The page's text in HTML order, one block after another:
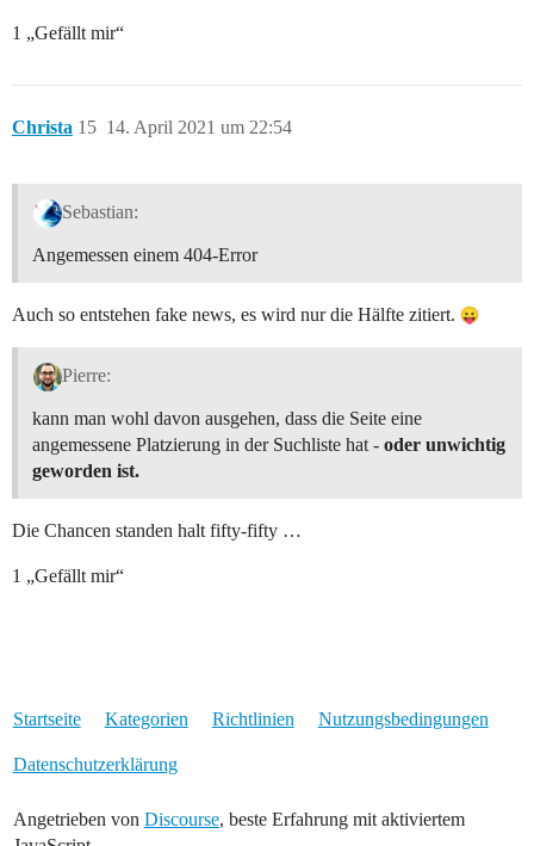
1 „Gefällt mir“
Christa 14. April 2021 um 22:54
15
Sebastian:
Angemessen einem 404-Error
Auch so entstehen fake news, es wird nur die Hälfte zitiert.
Pierre:
kann man wohl davon ausgehen, dass die Seite eine
angemessene Platzierung in der Suchliste hat - oder unwichtig
geworden ist.
Die Chancen standen halt fifty-fifty …
1 „Gefällt mir“
Startseite Kategorien Richtlinien Nutzungsbedingungen
Datenschutzerklärung
Angetrieben von Discourse, beste Erfahrung mit aktiviertem